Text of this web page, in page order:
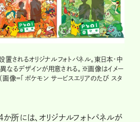
されるオリジナルフォトパネル。東日本・中
なるデザインが用意される。※画像はイメー
画像＝「ポケモン サービスエリアのたび スタ
所には、オリジナルフォトパネルが